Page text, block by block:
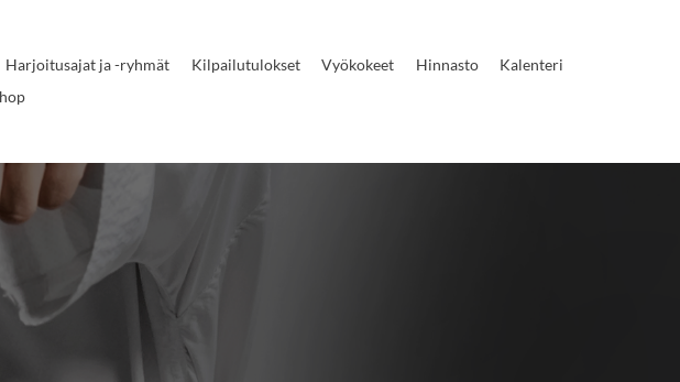
Harjoitusajat ja -ryhmät Kilpailutulokset Vyökokeet Hinnasto
Kalenteri